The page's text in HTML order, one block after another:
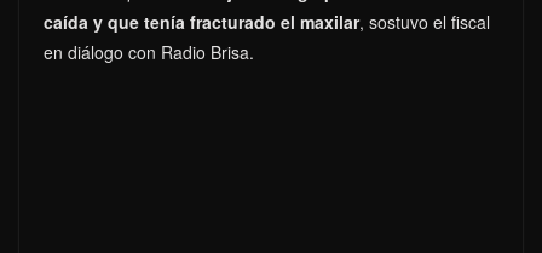
caída y que tenía fracturado el maxilar, sostuvo el fiscal
en diálogo con Radio Brisa.